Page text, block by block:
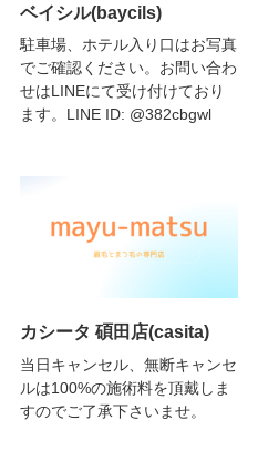
ベイシル(baycils)
駐車場、ホテル入り口はお写真
でご確認ください。お問い合わ
せはLINEにて受け付けており
ます。LINE ID: @382cbgwl
カシータ 碩田店(casita)
当日キャンセル、無断キャンセ
ルは100%の施術料を頂戴しま
すのでご了承下さいませ。